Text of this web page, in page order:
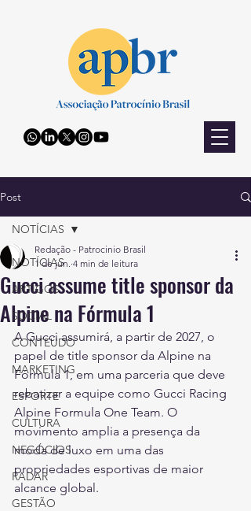
Post
NOTÍCIAS
ARTIGOS
SOCIAL
CONTEÚDO
MARKETING
ESPORTE
CULTURA
NEGÓCIOS
RADAR
GESTÃO
NOTÍCIAS
Gucci assume title sponsor da
Alpine na Fórmula 1
Redação - Patrocinio Brasil
1 de jun. 4 min de leitura
A Gucci assumirá, a partir de 2027, o
papel de title sponsor da Alpine na
Fórmula 1, em uma parceria que deve
rebatizar a equipe como Gucci Racing
Alpine Formula One Team. O
movimento amplia a presença da
moda de luxo em uma das
propriedades esportivas de maior
alcance global.